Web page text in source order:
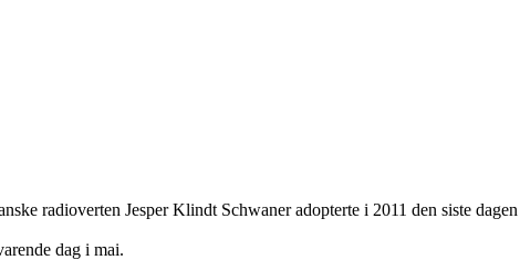
radioverten Jesper Klindt Schwaner adopterte i 2011 den siste
dag i mai.